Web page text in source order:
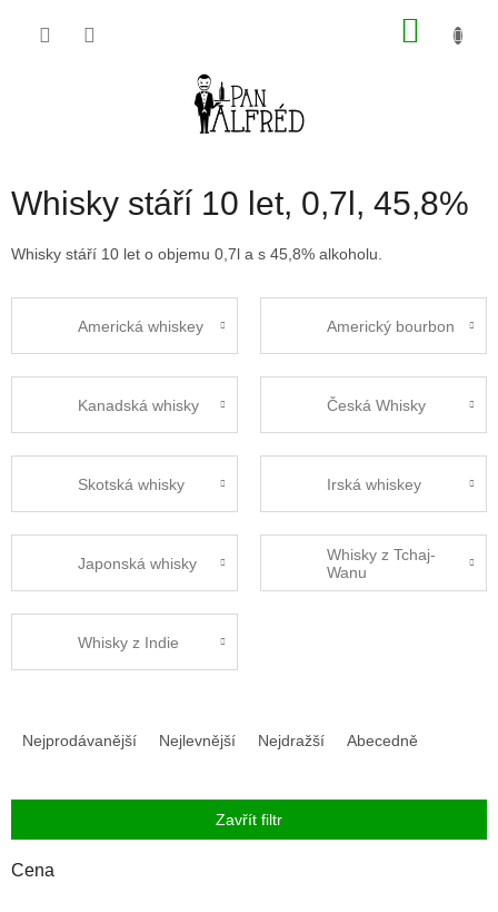
Whisky stáří 10 let, 0,7l, 45,8%
Whisky stáří 10 let o objemu 0,7l a s 45,8% alkoholu.
Americká whiskey Americký bourbon
Kanadská whisky Česká Whisky
Skotská whisky Irská whiskey
Japonská whisky
Whisky z Tchaj-
Wanu
Whisky z Indie
í
p
Nejprodávanější Nejlevnější Nejdražší Abecedně
Zavřít filtr
Cena